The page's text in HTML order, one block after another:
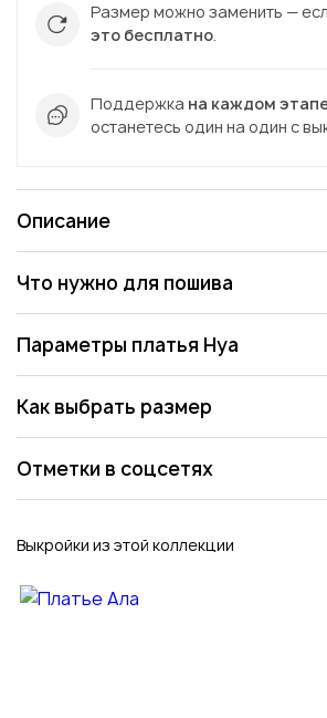
Размер можно заменить —
это бесплатно.
Поддержка на каждом
останетесь один на один с
Описание
Что нужно для пошива
Параметры платья Нуа
Как выбрать размер
Отметки в соцсетях
Выкройки из этой коллекции